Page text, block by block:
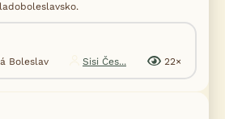
Boleslav
Sisi Čes... 22×